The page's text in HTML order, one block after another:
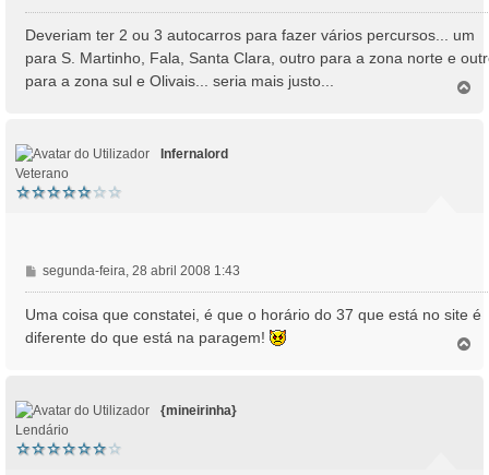
e
a
g
Deveriam ter 2 ou 3 autocarros para fazer vários percursos... um
para S. Martinho, Fala, Santa Clara, outro para a zona norte e
para a zona sul e Olivais... seria mais justo...
Infernalord
Veterano
M
e
n
s
a
m
segunda-feira, 28 abril 2008 1:43
Uma coisa que constatei, é que o horário do 37 que está no site é
diferente do que está na paragem!
{mineirinha}
Lendário